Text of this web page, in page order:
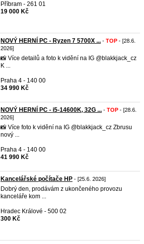
Příbram - 261 01
19 000 Kč
NOVÝ HERNÍ PC - Ryzen 7 5700X ... - TOP - [28.6.
2026]
📸 Více detailů a foto k vidění na IG @blakkjack_cz
K ...
Praha 4 - 140 00
34 990 Kč
NOVÝ HERNÍ PC - i5-14600K, 32G ... - TOP - [28.6.
2026]
📸 Více foto k vidění na IG @blakkjack_cz Zbrusu
nový ...
Praha 4 - 140 00
41 990 Kč
Kancelářské počítače HP - [25.6. 2026]
Dobrý den, prodávám z ukončeného provozu
kanceláře kom ...
Hradec Králové - 500 02
300 Kč